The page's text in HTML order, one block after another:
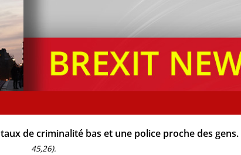
taux de criminalité bas et une police proche des gens.
45,26).